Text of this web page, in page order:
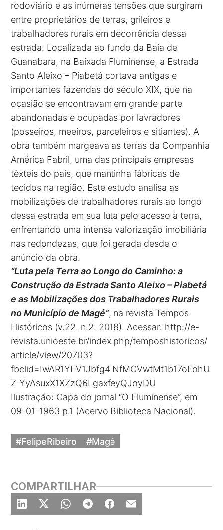
rodoviário e as inúmeras tensões que surgiram
entre proprietários de terras, grileiros e
trabalhadores rurais em decorrência dessa
estrada. Localizada ao fundo da Baía de
Guanabara, na Baixada Fluminense, a Estrada
Santo Aleixo – Piabetá cortava antigas e
importantes fazendas do século XIX, que na
ocasião se encontravam em grande parte
abandonadas e ocupadas por lavradores
(posseiros, meeiros, parceleiros e sitiantes). A
obra também margeava as terras da Companhia
América Fabril, uma das principais empresas
têxteis do país, que mantinha fábricas de
tecidos na região. Este estudo analisa as
mobilizações de trabalhadores rurais ao longo
dessa estrada em sua luta pelo acesso à terra,
enfrentando uma intensa valorização imobiliária
nas redondezas, que foi gerada desde o
anúncio da obra.
“Luta pela Terra ao Longo do Caminho: a
Construção da Estrada Santo Aleixo – Piabetá
e as Mobilizações dos Trabalhadores Rurais
no Município de Magé”, na revista Tempos
Históricos (v.22. n.2. 2018). Acessar: http://e-
revista.unioeste.br/index.php/temposhistoricos/
article/view/20703?
fbclid=IwAR1YFV1Jbfg4INfMCVwtMt1b17oFohU
Z-YyAsuxX1XZzQ6LgaxfeyQJoyDU
Ilustração: Capa do jornal “O Fluminense”, em
09-01-1963 p.1 (Acervo Biblioteca Nacional).
#FelipeRibeiro #Magé
COMPARTILHAR